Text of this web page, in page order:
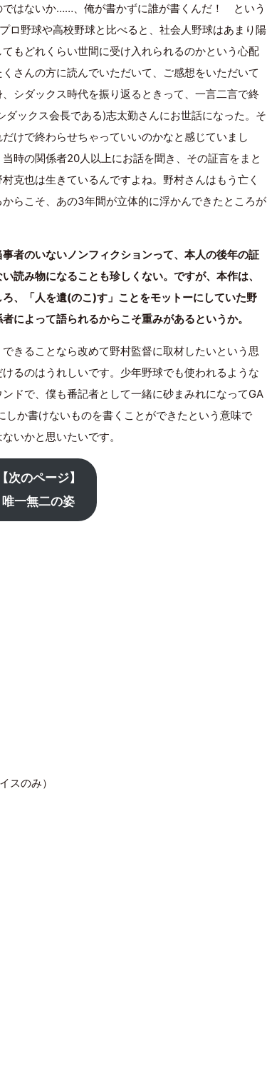
ではないか……、俺が書かずに誰が書くんだ！ という
ロ野球や高校野球と比べると、社会人野球はあまり陽
もどれくらい世間に受け入れられるのかという心配
さんの方に読んでいただいて、ご感想をいただいて
シダックス時代を振り返るときって、一言二言で終
ックス会長である)志太勤さんにお世話になった。そ
けで終わらせちゃっていいのかなと感じていまし
時の関係者20人以上にお話を聞き、その証言をまと
克也は生きているんですよね。野村さんはもう亡く
らこそ、あの3年間が立体的に浮かんできたところが
者のいないノンフィクションって、本人の後年の証
読み物になることも珍しくない。ですが、本作は、
、「人を遺(のこ)す」ことをモットーにしていた野
によって語られるからこそ重みがあるというか。
きることなら改めて野村監督に取材したいという思
るのはうれしいです。少年野球でも使われるような
ドで、僕も番記者として一緒に砂まみれになってGA
か書けないものを書くことができたという意味で
いかと思いたいです。
【次のページ】
唯一無二の姿
スのみ）